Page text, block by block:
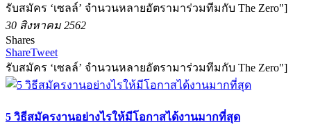
รับสมัคร ‘เซลล์’ จำนวนหลายอัตรามาร่วมทีมกับ The Zero"]
30 สิงหาคม 2562
Shares
ShareTweet
รับสมัคร ‘เซลล์’ จำนวนหลายอัตรามาร่วมทีมกับ The Zero"]
5 วิธีสมัครงานอย่างไรให้มีโอกาสได้งานมากที่สุด